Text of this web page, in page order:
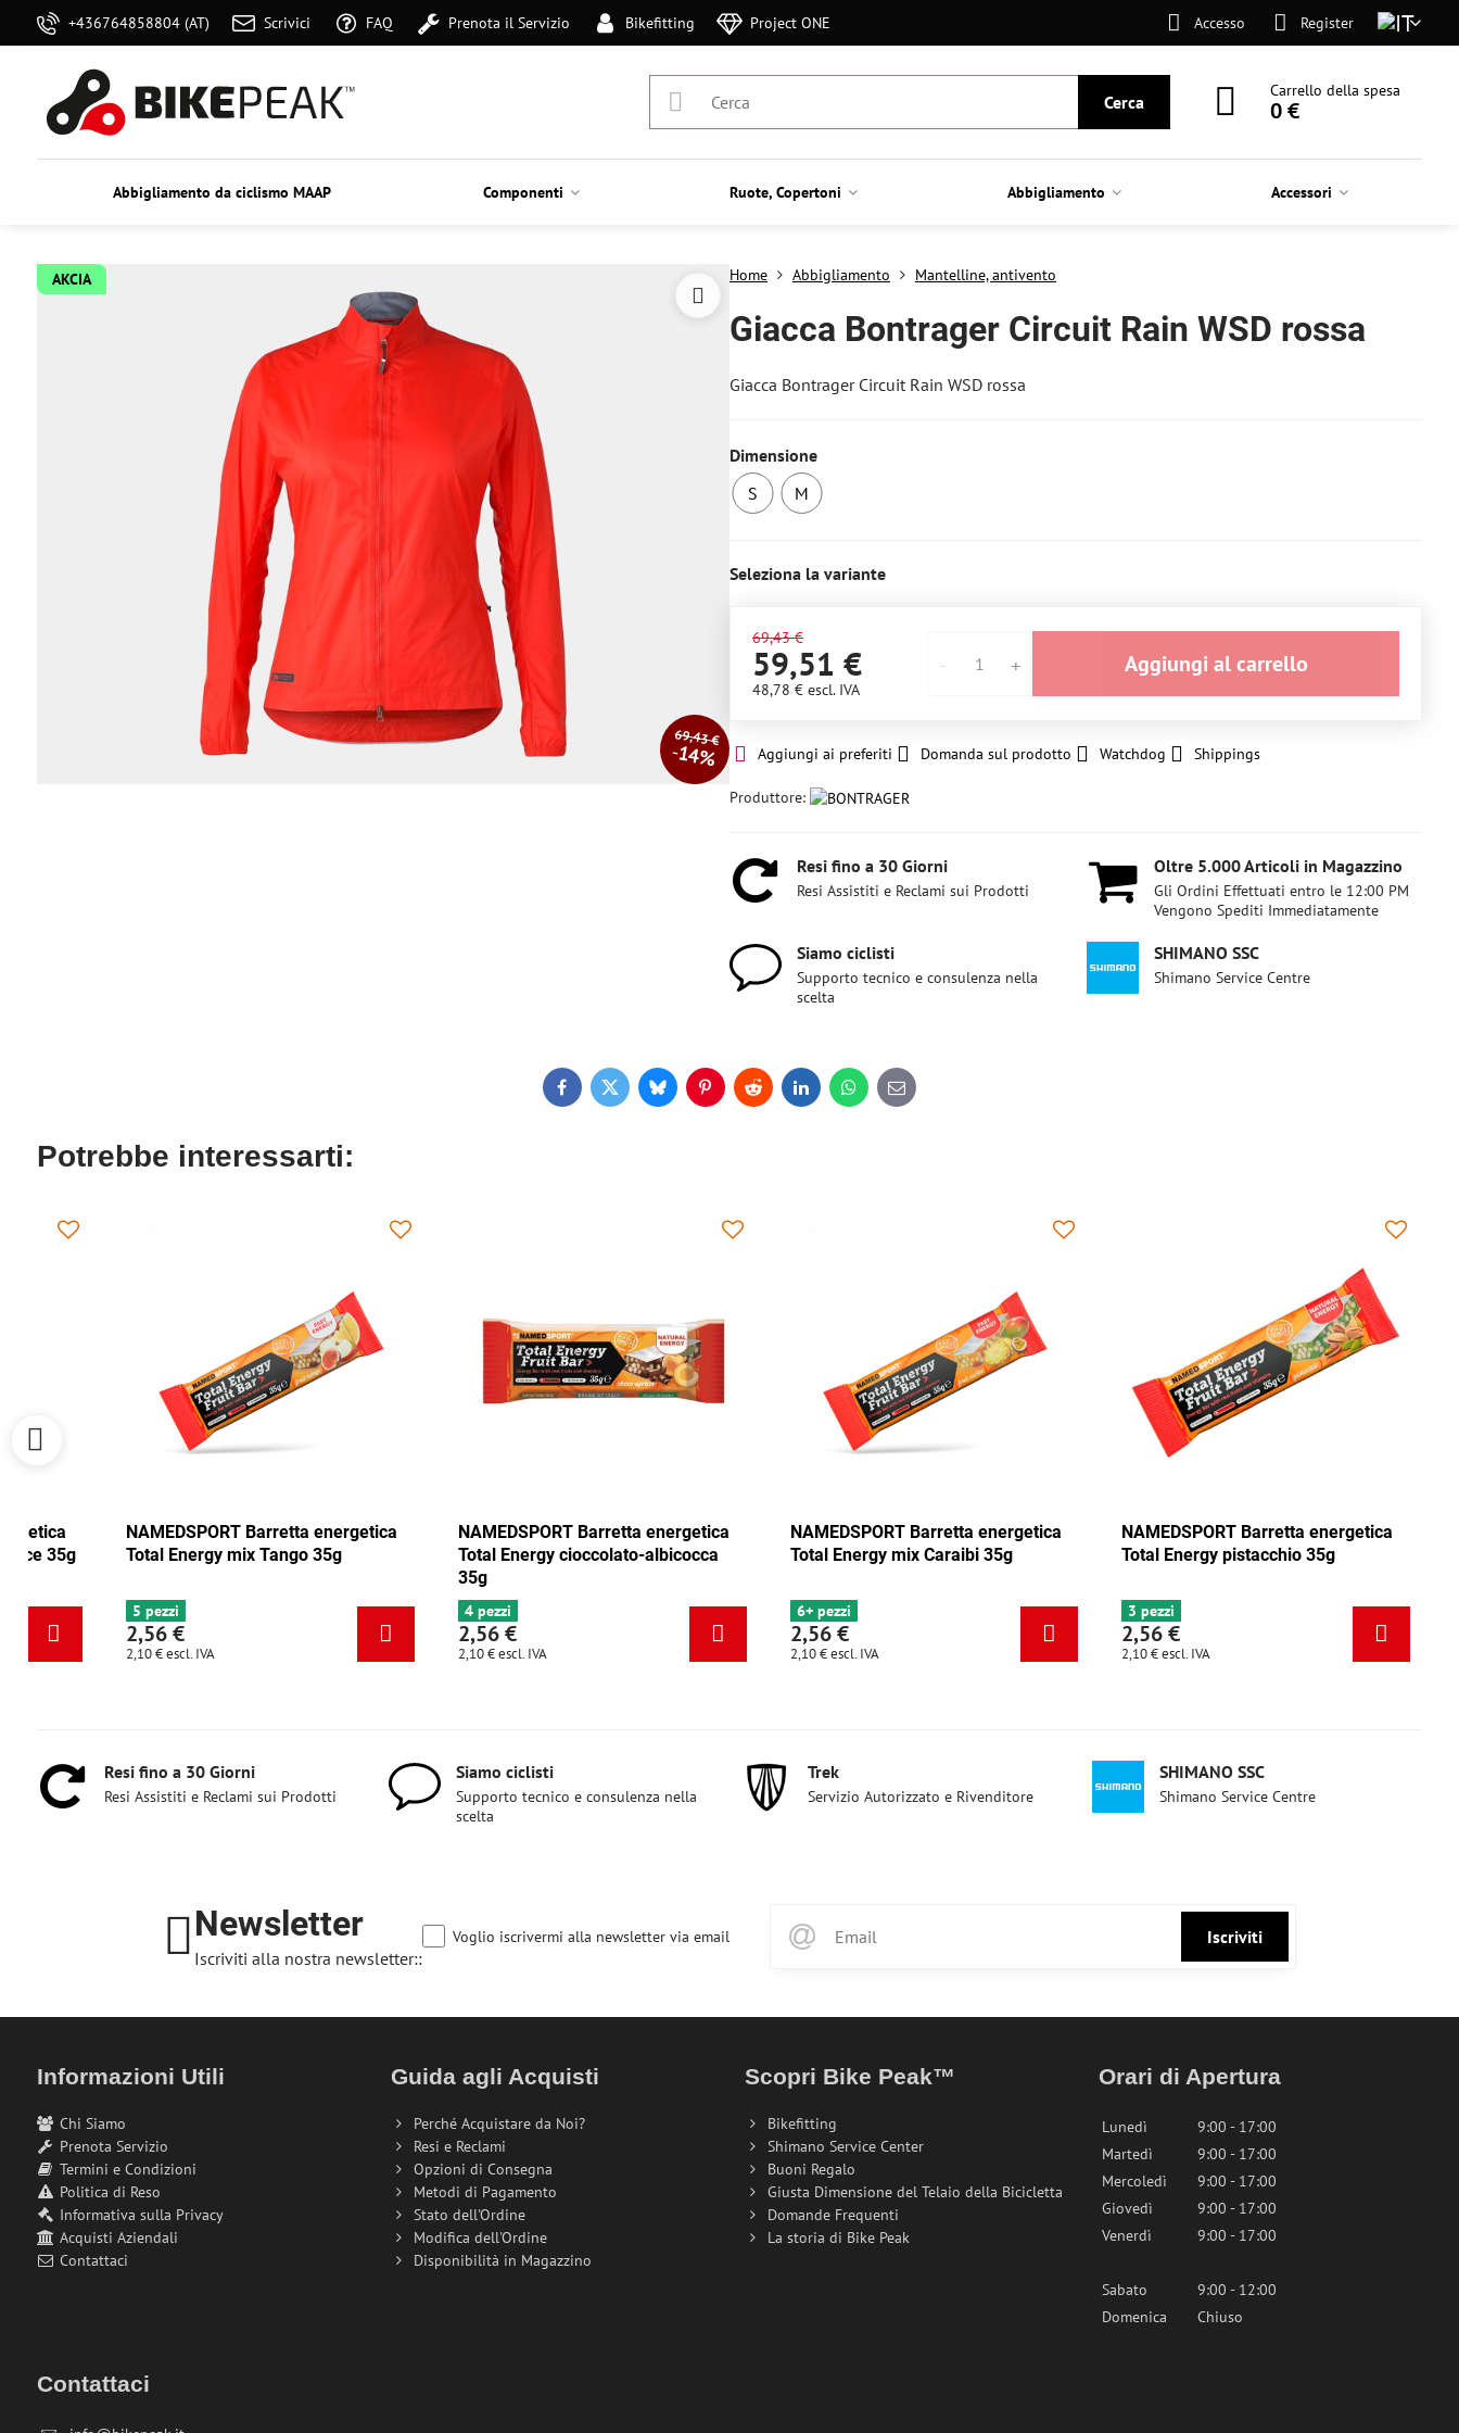
+436764858804 (AT) Scrivici FAQ Prenota il Servizio Bikefitting Project ONE Accesso Register
Cerca
Carrello della spesa
0 €
Abbigliamento da ciclismo MAAP Componenti Ruote, Copertoni Abbigliamento Accessori
AKCIA
69,43 €
14%
Home Abbigliamento Mantelline, antivento
Giacca Bontrager Circuit Rain WSD rossa
Giacca Bontrager Circuit Rain WSD rossa
Dimensione
S
M
Seleziona la variante
69,43 €
59,51 €
48,78 € escl. IVA
Aggiungi al carrello
Aggiungi ai preferiti Domanda sul prodotto Watchdog Shippings
Produttore:
Resi fino a 30 Giorni
Resi Assistiti e Reclami sui Prodotti
Oltre 5​.000 Articoli in Magazzino
Gli Ordini Effettuati entro le 12:00 PM
Vengono Spediti Immediatamente
Siamo ciclisti
Supporto tecnico e consulenza nella
scelta
SHIMANO SSC
Shimano Service Centre
FacebookTwitterBlueskyPinterestRedditLinkedInWhatsApp
E-
mail
Potrebbe interessarti:
NAMEDSPORT Barretta energetica
Total Energy mirtillo rosso-noce 35g
6+ pezzi
2,56 €
escl. IVA
NAMEDSPORT Barretta energetica
Total Energy mix Tango 35g
5 pezzi
2,56 €
escl. IVA
NAMEDSPORT Barretta energetica
Total Energy cioccolato-albicocca
4 pezzi
2,56 €
escl. IVA
NAMEDSPORT Barretta energetica
Total Energy mix Caraibi 35g
6+ pezzi
2,56 €
escl. IVA
3 pezzi
2,56 €
Resi fino a 30 Giorni
Resi Assistiti e Reclami sui Prodotti
Siamo ciclisti
Supporto tecnico e consulenza nella
scelta
Trek
Servizio Autorizzato e Rivenditore
SHIMANO SSC
Shimano Service Centre
Newsletter
Iscriviti alla nostra newsletter::
Iscriviti
Voglio iscrivermi alla newsletter via email
Informazioni Utili
Chi Siamo
Prenota Servizio
Termini e Condizioni
Politica di Reso
Informativa sulla Privacy
Acquisti Aziendali
Contattaci
Guida agli Acquisti
Perché Acquistare da Noi?
Resi e Reclami
Opzioni di Consegna
Metodi di Pagamento
Stato dell'Ordine
Modifica dell'Ordine
Disponibilità in Magazzino
Scopri Bike Peak™
Bikefitting
Shimano Service Center
Buoni Regalo
Giusta Dimensione del Telaio della Bicicletta
Domande Frequenti
La storia di Bike Peak
Orari di Apertura
Lunedì
9:00 - 17:00
Martedì
9:00 - 17:00
Mercoledì
9:00 - 17:00
Giovedì
9:00 - 17:00
Venerdì
9:00 - 17:00
Sabato
9:00 - 12:00
Domenica
Chiuso
Contattaci